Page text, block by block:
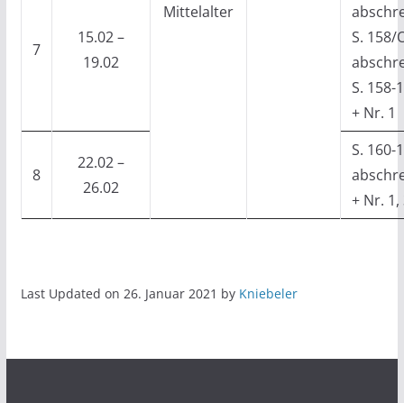
Mittelalter
7
15.02 –
19.02
S. 158/
S. 158-
+ Nr. 1
8
22.02 –
26.02
S. 160-
+ Nr. 1,
Last Updated on 26. Januar 2021 by Kniebeler